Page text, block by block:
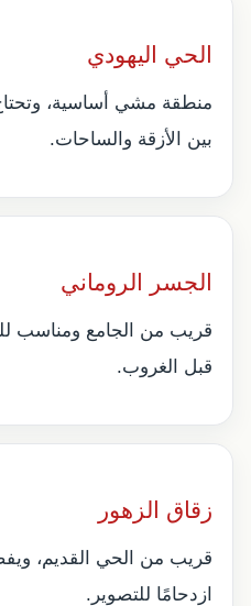
الحي اليهودي
منطقة مشي أساسية،
بين الأزقة والساحات.
الجسر الروماني
قريب من الجامع ومناسب
قبل الغروب.
زقاق الزهور
قريب من الحي القديم،
ازدحامًا للتصوير.